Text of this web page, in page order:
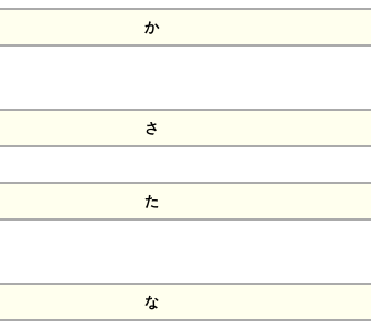
か
さ
た
な